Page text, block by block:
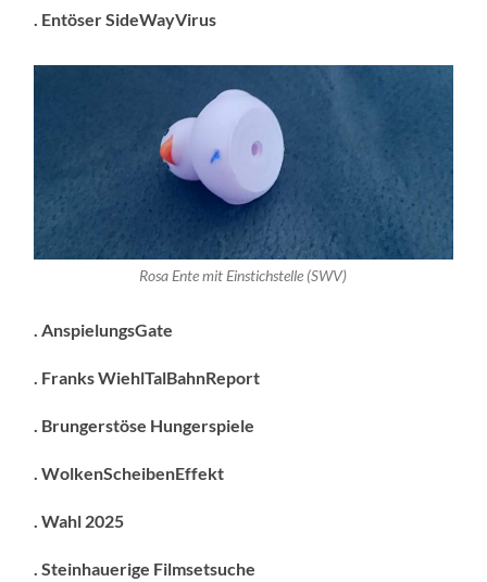
. Entöser SideWayVirus
Rosa Ente mit Einstichstelle (SWV)
. AnspielungsGate
. Franks WiehlTalBahnReport
. Brungerstöse Hungerspiele
. WolkenScheibenEffekt
. Wahl 2025
. Steinhauerige Filmsetsuche